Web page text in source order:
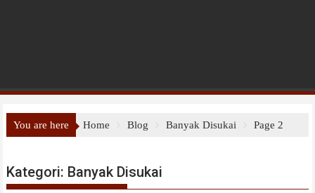
You are here Home Blog Banyak Disukai Page 2
Kategori: Banyak Disukai